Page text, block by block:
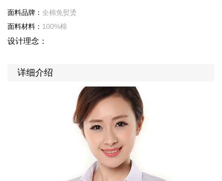
面料品牌： 全棉免熨烫
面料材料： 100%棉
设计理念：
详细介绍